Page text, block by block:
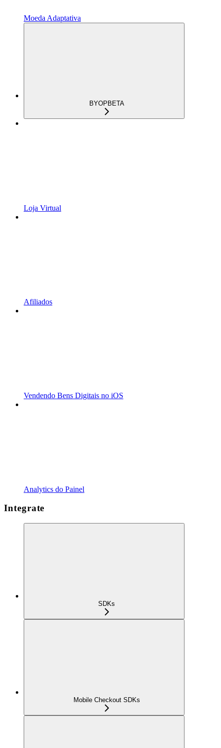
Moeda Adaptativa
BYOPBETA
Loja Virtual
Afiliados
Vendendo Bens Digitais no iOS
Analytics do Painel
Integrate
SDKs
Mobile Checkout SDKs